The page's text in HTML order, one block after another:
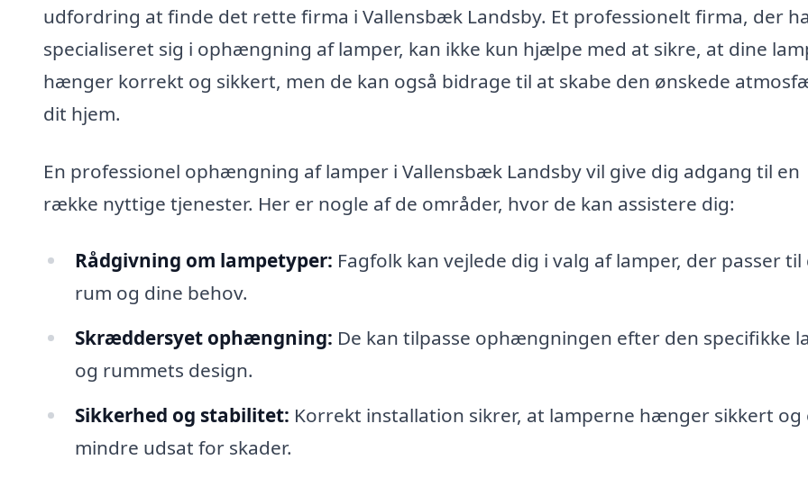
udfordring at finde det rette firma i Vallensbæk Landsby. Et professionelt firma, der
specialiseret sig i ophængning af lamper, kan ikke kun hjælpe med at sikre, at dine
hænger korrekt og sikkert, men de kan også bidrage til at skabe den ønskede
dit hjem.
En professionel ophængning af lamper i Vallensbæk Landsby vil give dig adgang til en
række nyttige tjenester. Her er nogle af de områder, hvor de kan assistere dig:
Rådgivning om lampetyper: Fagfolk kan vejlede dig i valg af lamper, der passer til
rum og dine behov.
Skræddersyet ophængning: De kan tilpasse ophængningen efter den specifikke
og rummets design.
Sikkerhed og stabilitet: Korrekt installation sikrer, at lamperne hænger sikkert og
mindre udsat for skader.